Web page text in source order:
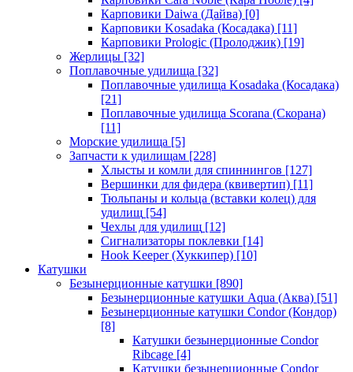
Карповики Daiwa (Дайва) [0]
Карповики Kosadaka (Косадака) [11]
Карповики Prologic (Пролоджик) [19]
Жерлицы [32]
Поплавочные удилища [32]
Поплавочные удилища Kosadaka (Косадака)
[21]
Поплавочные удилища Scorana (Скорана)
[11]
Морские удилища [5]
Запчасти к удилищам [228]
Хлысты и комли для спиннингов [127]
Вершинки для фидера (квивертип) [11]
Тюльпаны и кольца (вставки колец) для
удилищ [54]
Чехлы для удилищ [12]
Сигнализаторы поклевки [14]
Hook Keeper (Хуккипер) [10]
Катушки
Безынерционные катушки [890]
Безынерционные катушки Aqua (Аква) [51]
Безынерционные катушки Condor (Кондор)
[8]
Катушки безынерционные Condor
Ribcage [4]
Катушки безынерционные Condor